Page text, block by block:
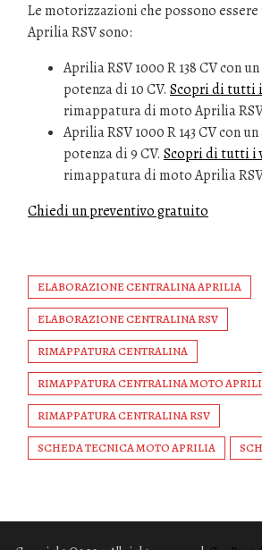
Le motorizzazioni che possono
Aprilia RSV sono:
Aprilia RSV 1000 R 138 CV con
potenza di 10 CV. Scopri di tutti
rimappatura di moto Aprilia RSV
Aprilia RSV 1000 R 143 CV con
potenza di 9 CV. Scopri di tutti i
rimappatura di moto Aprilia RSV
Chiedi un preventivo gratuito
ELABORAZIONE CENTRALINA APRILIA
ELABORAZIONE CENTRALINA RSV
RIMAPPATURA CENTRALINA
RIMAPPATURA CENTRALINA MOTO
RIMAPPATURA CENTRALINA RSV
SCHEDA TECNICA MOTO APRILIA